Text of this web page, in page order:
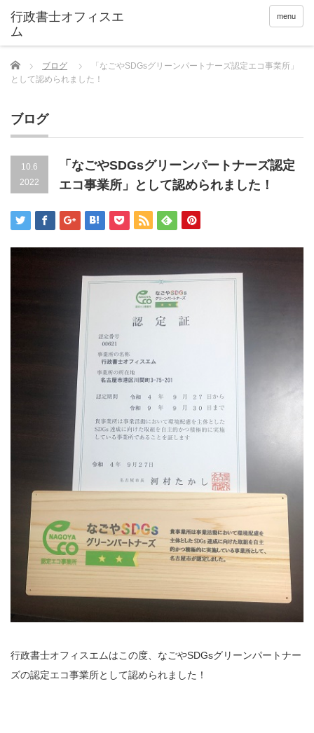
menu
Home ブログ
「なごやSDGsグリーンパートナーズ認定エコ事業所」
として認められました！
ブログ
10.6
2022
「なごやSDGsグリーンパートナーズ認定
エコ事業所」として認められました！
行政書士オフィスエムはこの度、なごやSDGsグリーンパートナー
ズの認定エコ事業所として認められました！